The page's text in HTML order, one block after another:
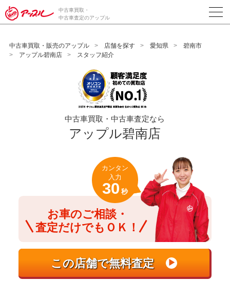
/*ABテスト_新規査定フォームの為のCVボタン*/
中古車買取・
中古車査定のアップル
中古車買取・販売のアップル 店舗を探す 愛知県
碧南市
アップル碧南店
スタッフ紹介
中古車買取・中古車査定なら
アップル碧南店
お車のご相談・
査定だけでもＯＫ！
カンタン
入力
30 秒